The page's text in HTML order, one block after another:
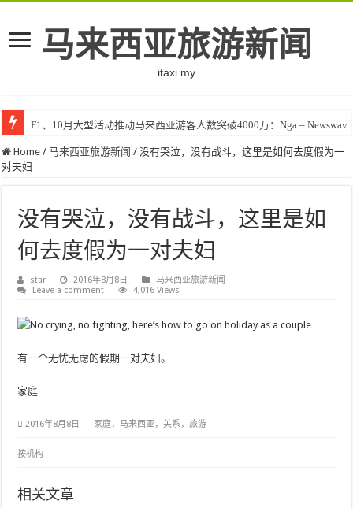
马来西亚旅游新闻
itaxi.my
F1、10月大型活动推动马来西亚游客人数突破4000万：Nga – Newswav
Home / 马来西亚旅游新闻 / 没有哭泣，没有战斗，这里是如何去度假为一
对夫妇
没有哭泣，没有战斗，这里是如
何去度假为一对夫妇
star 2016年8月8日
马来西亚旅游新闻
Leave a comment
4,016 Views
有一个无忧无虑的假期一对夫妇。
家庭
2016年8月8日 家庭，马来西亚，关系，旅游
按机构
相关文章